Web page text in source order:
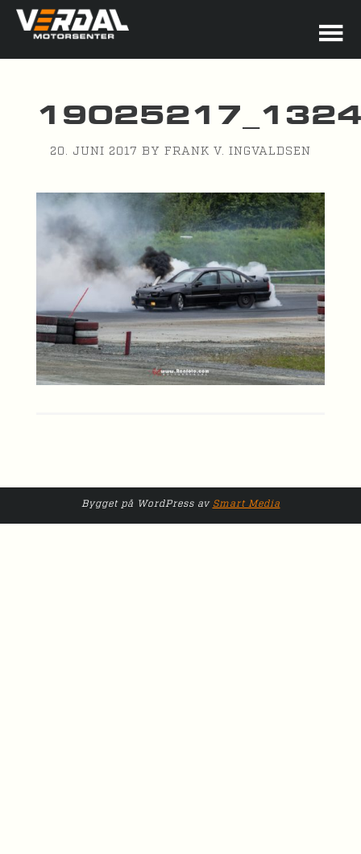
20. JUNI 2017 BY FRANK V. INGVALDSEN
Bygget på WordPress av Smart Media